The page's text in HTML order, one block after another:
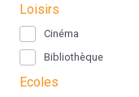
Loisirs
Cinéma
Bibliothèque
Ecoles